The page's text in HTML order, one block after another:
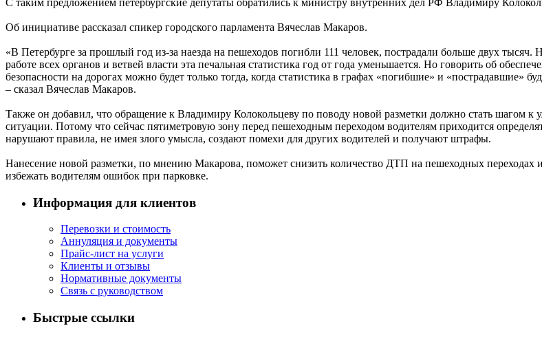
Об инициативе рассказал спикер городского парламента Вячеслав Макаров.
«В Петербурге за прошлый год из-за наезда на пешеходов погибли 111 человек, пострадали больше двух тысяч.
работе всех органов и ветвей власти эта печальная статистика год от года уменьшается. Но говорить об
безопасности на дорогах можно будет только тогда, когда статистика в графах «погибшие» и «пострадавшие»
– сказал Вячеслав Макаров.
Также он добавил, что обращение к Владимиру Колокольцеву по поводу новой разметки должно стать шагом к
ситуации. Потому что сейчас пятиметровую зону перед пешеходным переходом водителям приходится
нарушают правила, не имея злого умысла, создают помехи для других водителей и получают штрафы.
Нанесение новой разметки, по мнению Макарова, поможет снизить количество ДТП на пешеходных переходах
избежать водителям ошибок при парковке.
Информация для клиентов
Перевозки и стоимость
Аннуляция и документы
Прайс-лист на услуги
Клиенты и отзывы
Нормативные документы
Связь с руководством
Быстрые ссылки